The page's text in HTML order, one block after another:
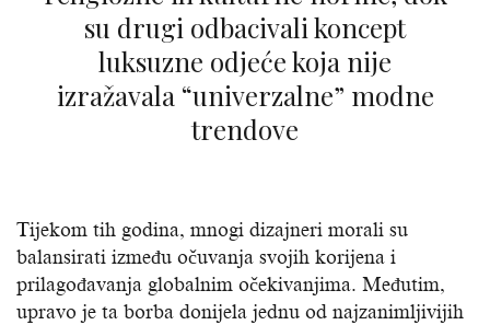
su drugi odbacivali koncept
luksuzne odjeće koja nije
izražavala “univerzalne” modne
trendove
Tijekom tih godina, mnogi dizajneri morali su
balansirati između očuvanja svojih korijena i
prilagođavanja globalnim očekivanjima. Međutim,
upravo je ta borba donijela jednu od najzanimljivijih